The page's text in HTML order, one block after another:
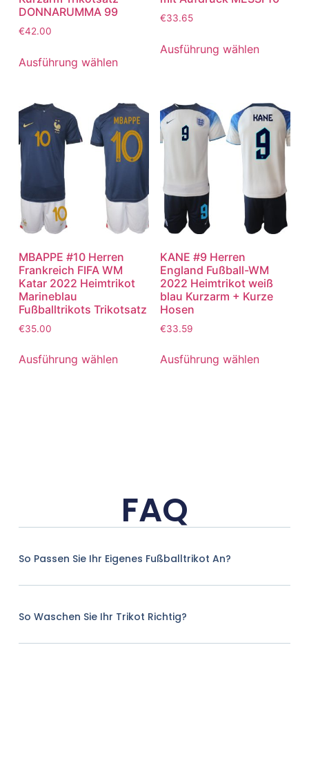
DONNARUMMA 99
€42.00
Ausführung wählen
€33.65
Ausführung wählen
MBAPPE #10 Herren
Frankreich FIFA WM
Katar 2022 Heimtrikot
Marineblau
Fußballtrikots Trikotsatz
€35.00
Ausführung wählen
KANE #9 Herren
England Fußball-WM
2022 Heimtrikot weiß
blau Kurzarm + Kurze
Hosen
€33.59
Ausführung wählen
FAQ
So Passen Sie Ihr Eigenes Fußballtrikot An?
So Waschen Sie Ihr Trikot Richtig?